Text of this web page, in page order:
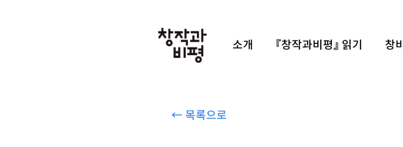
소개 『창작과비평』 읽기 창
← 목록으로